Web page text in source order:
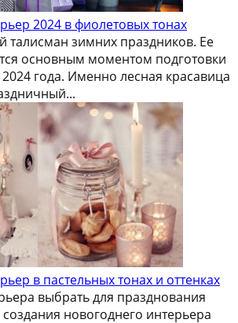
2024 в фиолетовых тонах
талисман зимних праздников. Ее
основным моментом подготовки
года. Именно лесная красавица
в пастельных тонах и оттенках
выбрать для празднования
новогоднего интерьера